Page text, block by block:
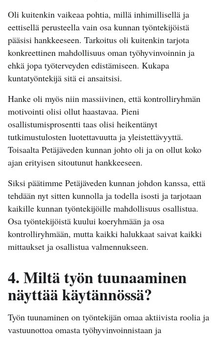
Oli kuitenkin vaikeaa pohtia, millä inhimillisellä ja
eettisellä perusteella vain osa kunnan työntekijöistä
pääsisi hankkeeseen. Tarkoitus oli kuitenkin tarjota
konkreettinen mahdollisuus oman työhyvinvoinnin ja
ehkä jopa työterveyden edistämiseen. Kukapa
kuntatyöntekijä sitä ei ansaitsisi.
Hanke oli myös niin massiivinen, että kontrolliryhmän
motivointi olisi ollut haastavaa. Pieni
osallistumisprosentti taas olisi heikentänyt
tutkimustulosten luotettavuutta ja yleistettävyyttä.
Toisaalta Petäjäveden kunnan johto oli ja on ollut koko
ajan erityisen sitoutunut hankkeeseen.
Siksi päätimme Petäjäveden kunnan johdon kanssa, että
tehdään nyt sitten kunnolla ja todella isosti ja tarjotaan
kaikille kunnan työntekijöille mahdollisuus osallistua.
Osa työntekijöistä kuului koeryhmään ja osa
kontrolliryhmään, mutta kaikki halukkaat saivat kaikki
mittaukset ja osallistua valmennukseen.
4. Miltä työn tuunaaminen
näyttää käytännössä?
Työn tuunaminen on työntekijän omaa aktiivista roolia ja
vastuunottoa omasta työhyvinvoinnistaan ja